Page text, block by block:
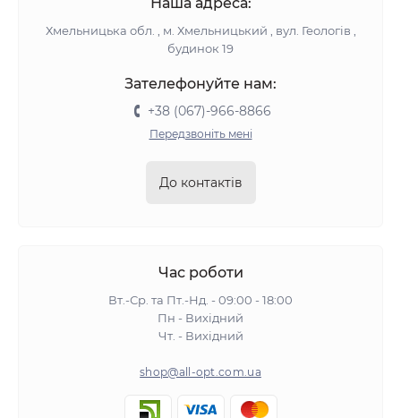
Хмельницька обл. , м. Хмельницький , вул. Геологів ,
будинок 19
Зателефонуйте нам:
+38 (067)-966-8866
Передзвоніть мені
До контактів
Час роботи
Вт.-Ср. та Пт.-Нд. - 09:00 - 18:00
Пн - Вихідний
Чт. - Вихідний
shop@all-opt.com.ua